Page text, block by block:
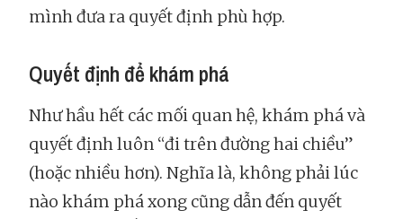
mình đưa ra quyết định phù hợp.
Quyết định để khám phá
Như hầu hết các mối quan hệ, khám phá và
quyết định luôn “đi trên đường hai chiều”
(hoặc nhiều hơn). Nghĩa là, không phải lúc
nào khám phá xong cũng dẫn đến quyết